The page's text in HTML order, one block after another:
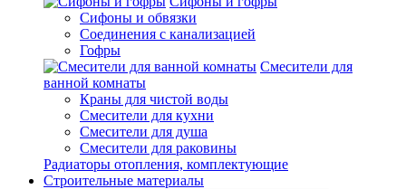
Сифоны и обвязки
Соединения с канализацией
Гофры
Смесители для
ванной комнаты
Краны для чистой воды
Смесители для кухни
Смесители для душа
Смесители для раковины
Радиаторы отопления, комплектующие
Строительные материалы